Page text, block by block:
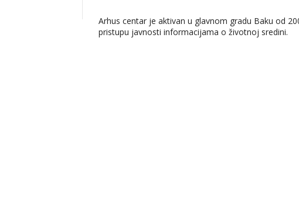
Arhus centar je aktivan u glavnom gradu Baku od
pristupu javnosti informacijama o životnoj sredini.